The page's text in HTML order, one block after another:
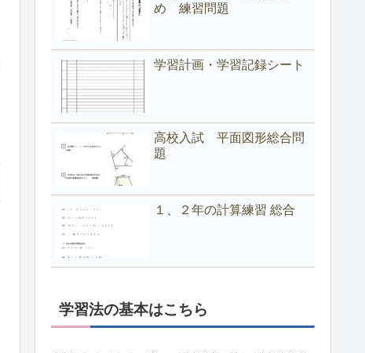
め 練習問題
学習計画・学習記録シート
高校入試 平面図形総合問
題
１、２年の計算練習 総合
学習法の基本はこちら